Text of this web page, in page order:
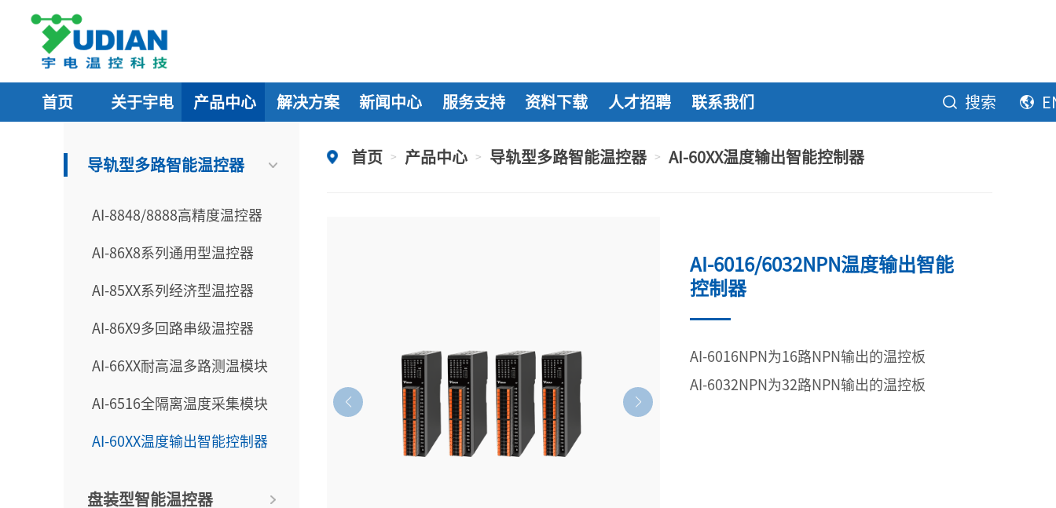
首页 关于宇电 产品中心 解决方案 新闻中心 服务支持 资料下载 人才招聘 联系我们 搜索
导轨型多路智能温控器
AI-8848/8888高精度温控器
AI-86X8系列通用型温控器
AI-85XX系列经济型温控器
AI-86X9多回路串级温控器
AI-66XX耐高温多路测温模块
AI-6516全隔离温度采集模块
AI-60XX温度输出智能控制器
盘装型智能温控器
首页 > 产品中心 > 导轨型多路智能温控器 > AI-60XX温度输出智能控制器
AI-6016/6032NPN温度输出智能
控制器
AI-6016NPN为16路NPN输出的温控板
AI-6032NPN为32路NPN输出的温控板